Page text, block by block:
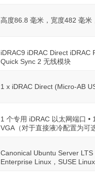
高度86.8 毫米，宽度482 毫
iDRAC9 iDRAC Direct iDRAC
Quick Sync 2 无线模块
1 x iDRAC Direct (Micro-AB
1 个专用 iDRAC 以太网端口 •
VGA（对于直接液冷配置为可选
Canonical Ubuntu Server
Enterprise Linux，SUSE